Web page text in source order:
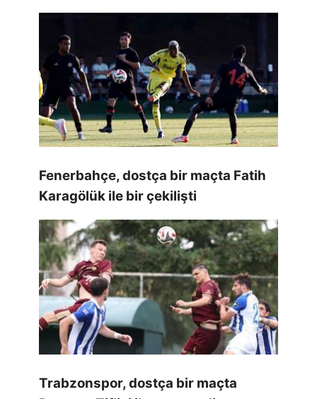
Fenerbahçe, dostça bir maçta Fatih
Karagölük ile bir çekilişti
Trabzonspor, dostça bir maçta